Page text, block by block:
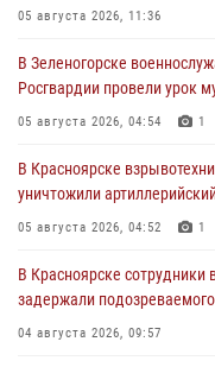
05 августа 2026, 11:36
В Зеленогорске
Росгвардии провели урок
05 августа 2026, 04:54 1
В Красноярске
уничтожили
05 августа 2026, 04:52 1
В Красноярске
задержали
04 августа 2026, 09:57